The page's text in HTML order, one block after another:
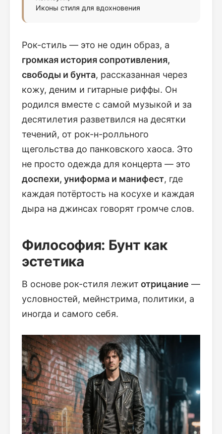
Иконы стиля для вдохновения
Рок-стиль — это не один образ, а
громкая история сопротивления,
свободы и бунта, рассказанная через
кожу, деним и гитарные риффы. Он
родился вместе с самой музыкой и за
десятилетия разветвился на десятки
течений, от рок-н-ролльного
щегольства до панковского хаоса. Это
не просто одежда для концерта — это
доспехи, униформа и манифест, где
каждая потёртость на косухе и каждая
дыра на джинсах говорят громче слов.
Философия: Бунт как
эстетика
В основе рок-стиля лежит отрицание —
условностей, мейнстрима, политики, а
иногда и самого себя.